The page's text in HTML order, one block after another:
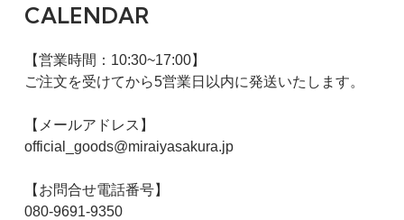
CALENDAR
【営業時間：10:30~17:00】
ご注文を受けてから5営業日以内に発送いたします。
【メールアドレス】
official_goods@miraiyasakura.jp
【お問合せ電話番号】
080-9691-9350